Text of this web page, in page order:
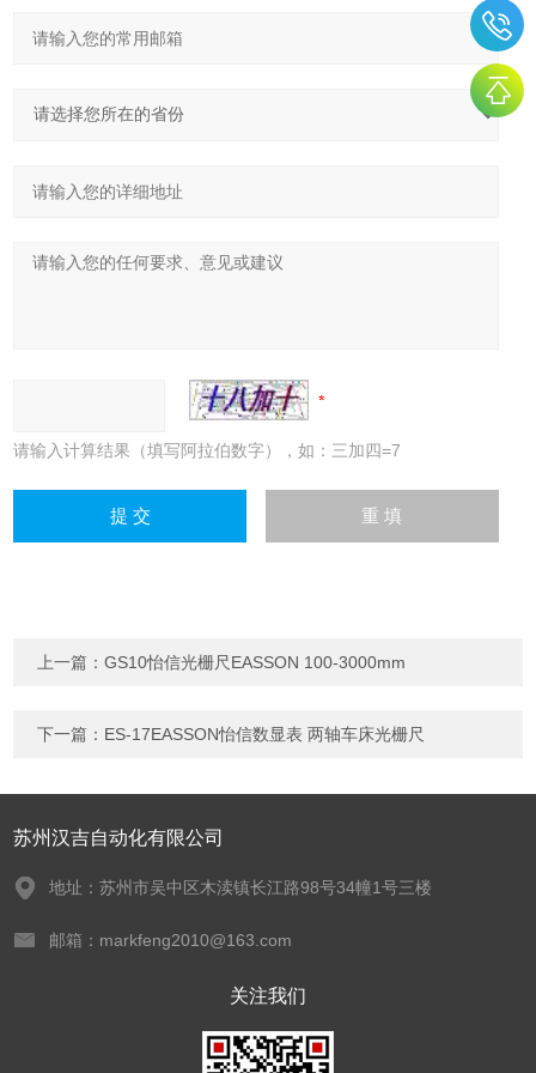
请输入计算结果（填写阿拉伯数字），如：三加四=7
上一篇：GS10怡信光栅尺EASSON 100-3000mm
下一篇： ES-17EASSON怡信数显表 两轴车床光栅尺
苏州汉吉自动化有限公司
地址：苏州市吴中区木渎镇长江路98号34幢1号三楼
邮箱：markfeng2010@163.com
关注我们